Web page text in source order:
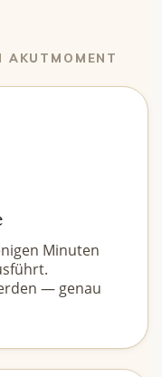
AKUTMOMENT
Minuten
— genau